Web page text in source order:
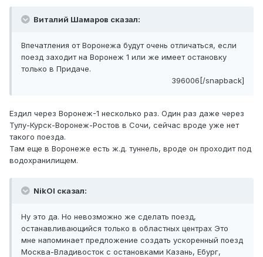
Виталий Шамаров сказал:
Впечатления от Воронежа будут очень отличаться, если
поезд заходит на Воронеж 1 или же имеет остановку
только в Придаче.
396006[/snapback]
Ездил через Воронеж-1 несколько раз. Один раз даже через
Тулу-Курск-Воронеж-Ростов в Сочи, сейчас вроде уже нет
такого поезда.
Там еще в Воронеже есть ж.д. туннель, вроде он проходит под
водохранилищем.
NikOl сказал:
Ну это да. Но невозможно же сделать поезд,
останавливающийся только в областных центрах Это
мне напоминает предложение создать ускоренный поезд
Москва-Владивосток с остановками Казань, Ебург,